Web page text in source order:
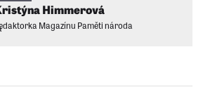
Himmerová
Magazínu Paměti národa